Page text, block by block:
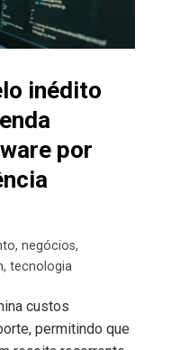
inédito
por
, negócios,
, tecnologia
custos
permitindo que